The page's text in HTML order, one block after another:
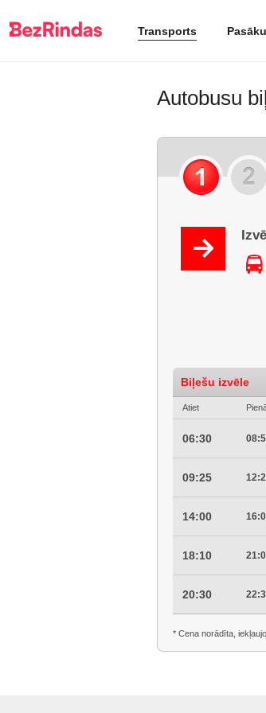
Transports
Autobusu
Biļešu izvēle
Atiet
06:30
09:25
14:00
18:10
20:30
* Cena norādīta,